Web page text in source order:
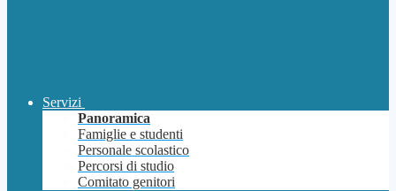
Servizi
Panoramica
Famiglie e studenti
Personale scolastico
Percorsi di studio
Comitato genitori